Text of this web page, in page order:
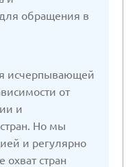
обращения в
исчерпывающей
от
и
Но мы
и регулярно
стран